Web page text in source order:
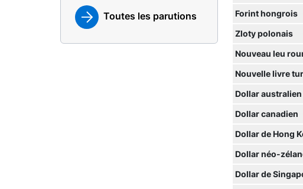
Toutes les parutions Forint hongrois
Zloty polonais
Nouveau leu
Nouvelle livre
Dollar australien
Dollar canadien
Dollar de Hong
Dollar néo-
Dollar de